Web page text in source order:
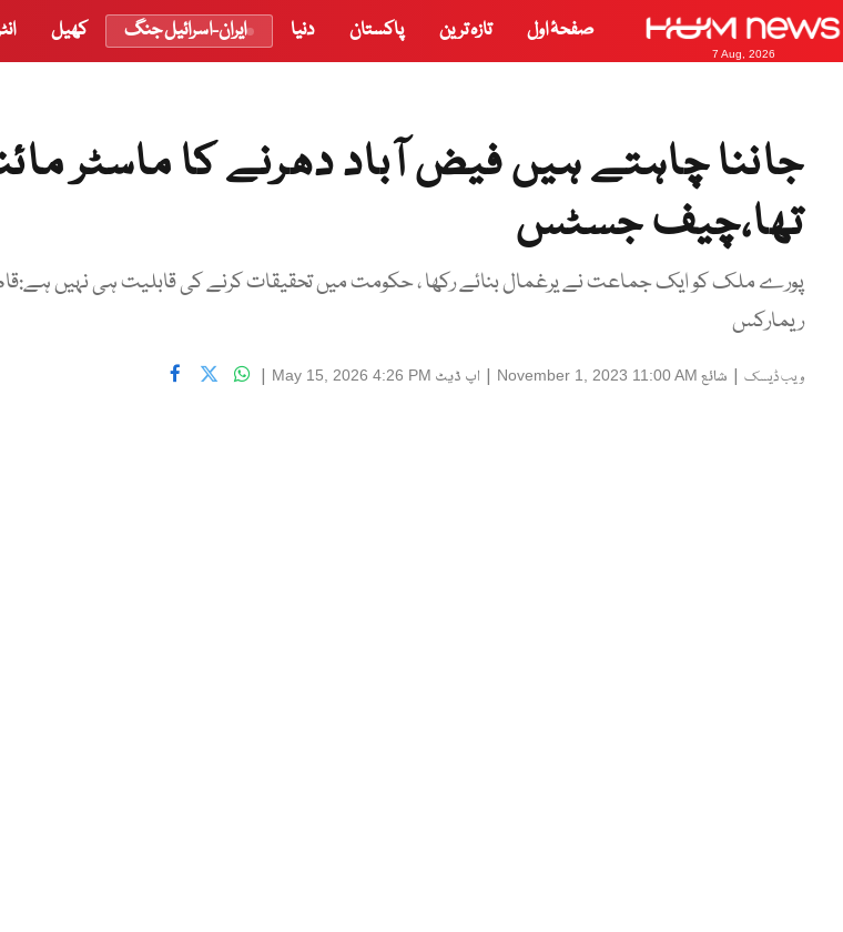
7 Aug, 2026
صفحۂ اول تازہ ترین پاکستان دنیا ایران-اسرائیل جنگ کھیل
جاننا چاہتے ہیں فیض آباد دھرنے کا ماسٹر
تھا،چیف جسٹس
پورے ملک کو ایک جماعت نے یرغمال بنائے رکھا ، حکومت میں تحقیقات کرنے کی قابلیت ہی نہیں
ریمارکس
ویب ڈیسک | شائع November 1, 2023 11:00 AM
| اپ ڈیٹ May 15, 2026 4:26 PM
|